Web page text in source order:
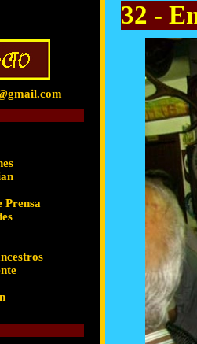
Prensa
32 -